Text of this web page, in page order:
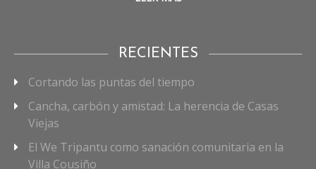
RECIENTES
Cortando las puntas del tiempo
Cancha, carbón y amistad: La herencia de Casas
Viejas
El We Tripantu como sanación comunitaria en la
Villa Cousiño